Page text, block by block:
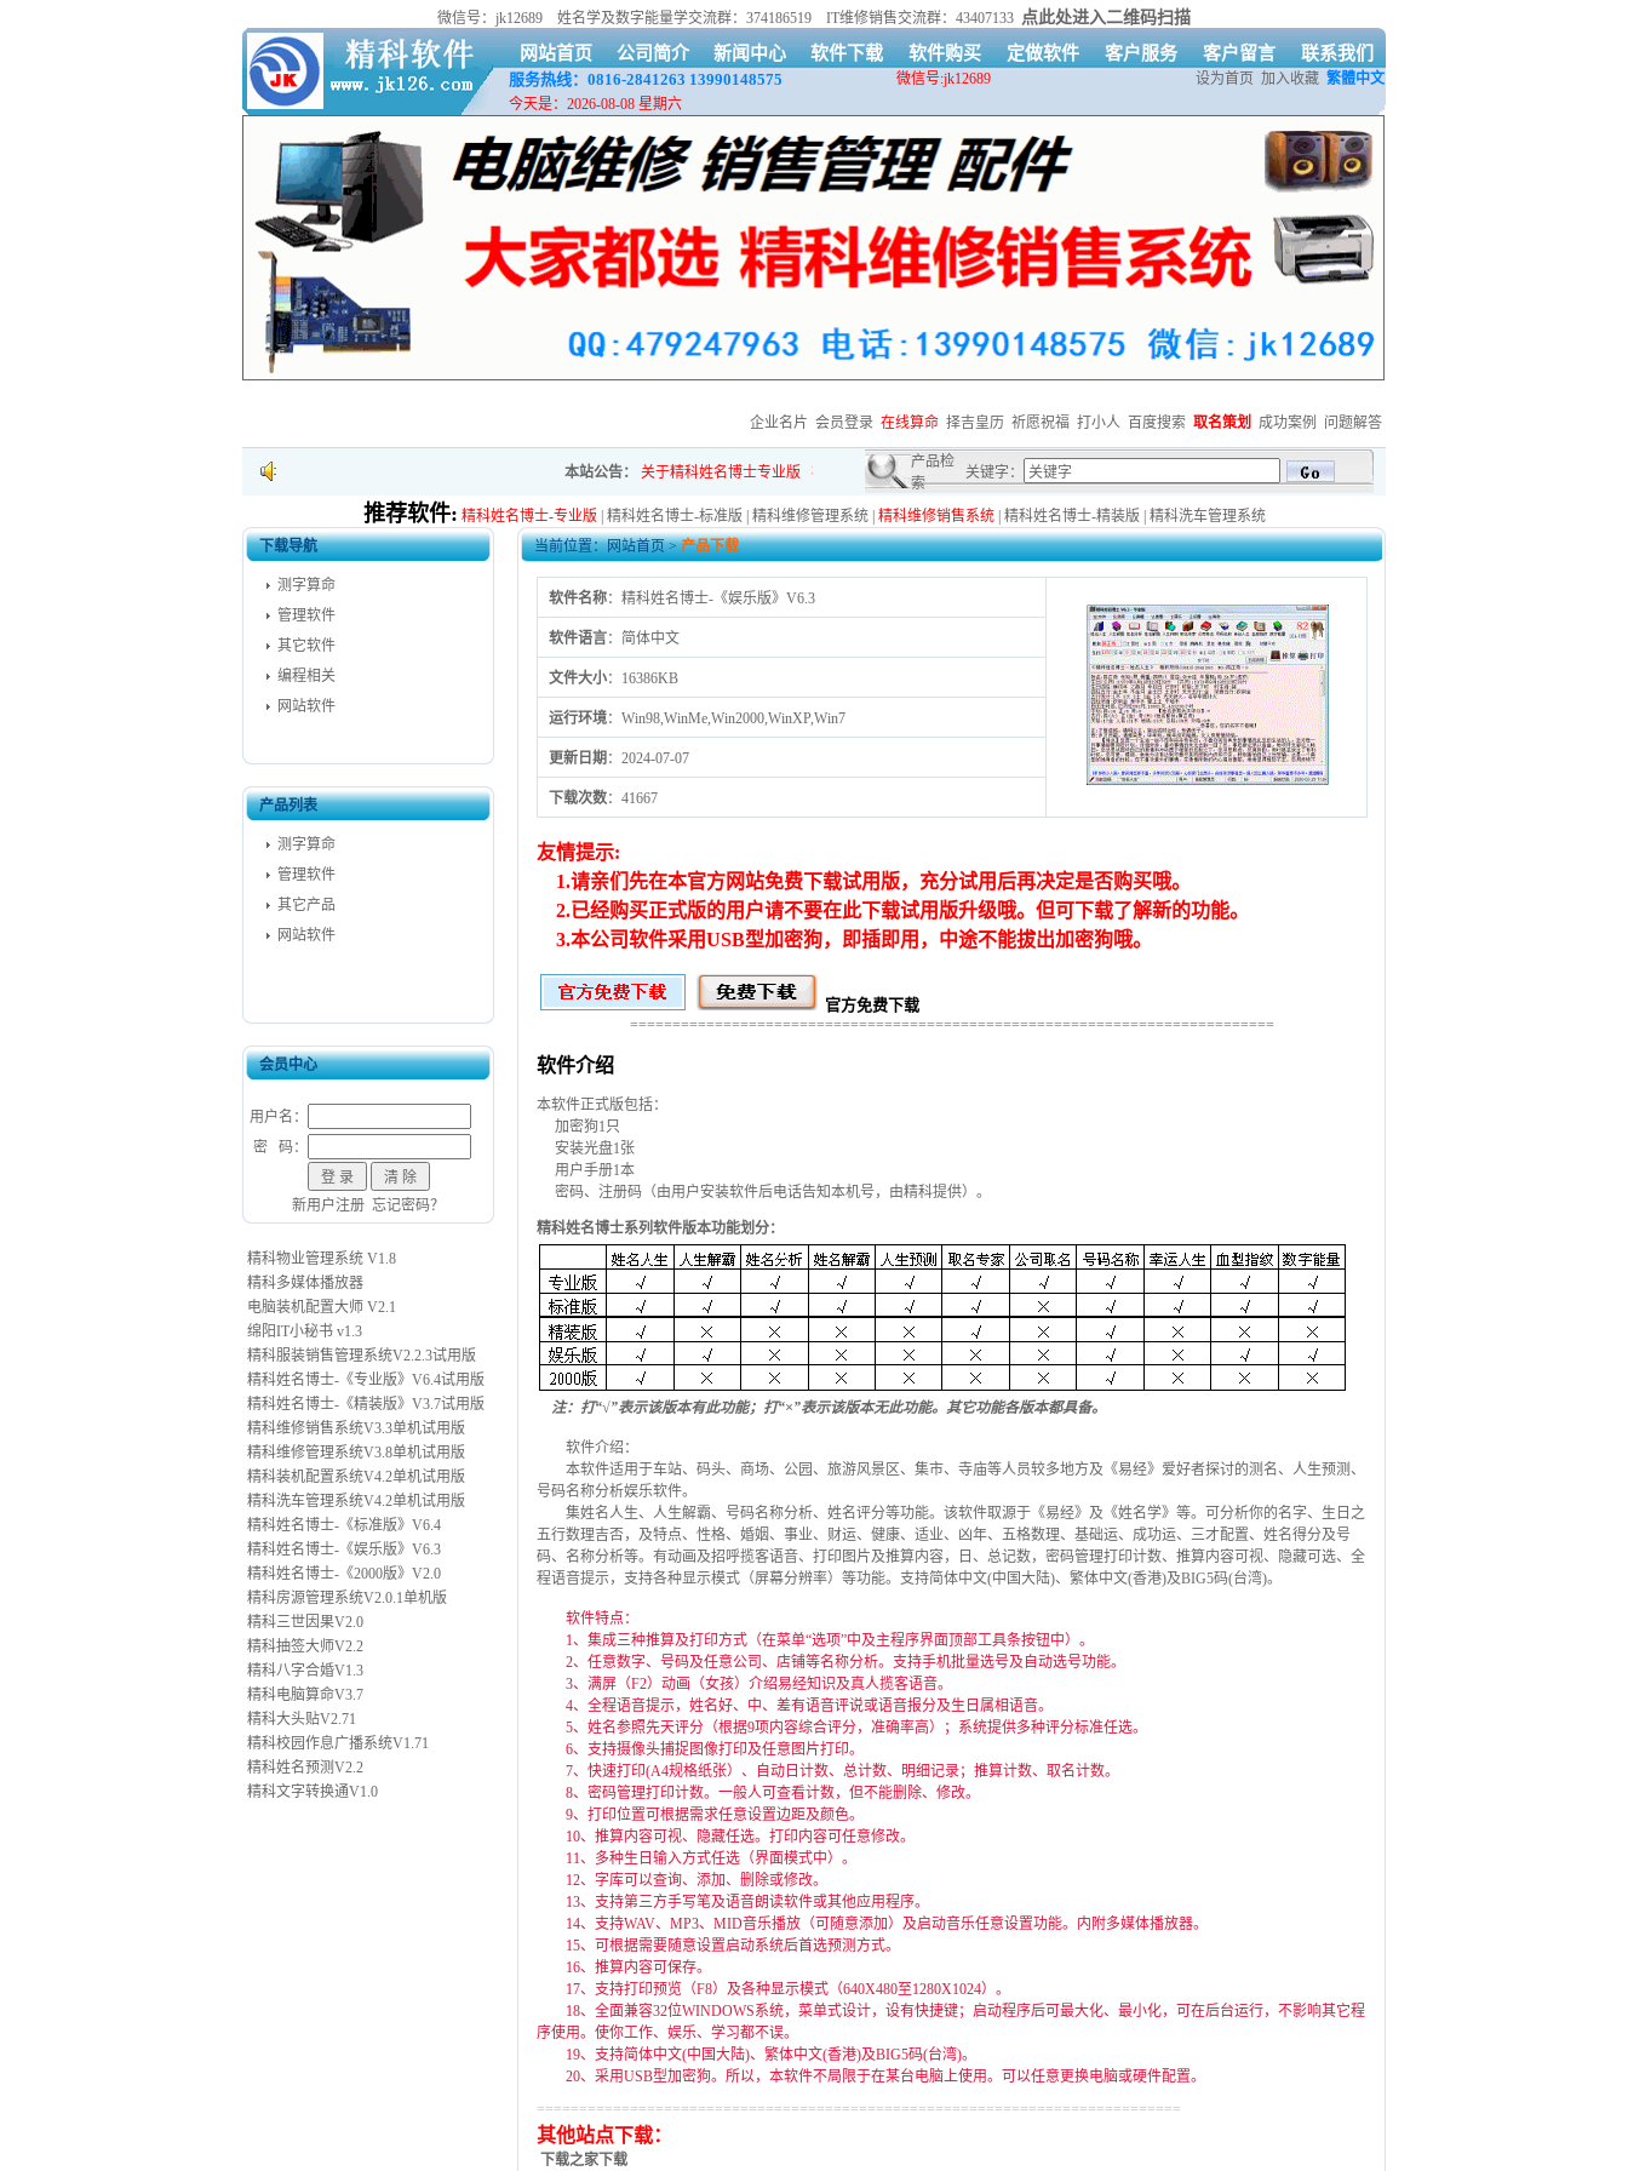
微信号：jk12689 姓名学及数字能量学交流群：374186519 IT维修销售交流群：43407133 点此处进入二维码扫描
网站首页 公司简介 新闻中心 软件下载 软件购买 定做软件 客户服务 客户留言 联系我们
服务热线：0816-2841263 13990148575 微信号:jk12689 设为首页 加入收藏 繁體中文
今天是：2026-08-08 星期六
企业名片 会员登录 在线算命 择吉皇历 祈愿祝福 打小人 百度搜索 取名策划 成功案例 问题解答
本站公告： 关于精科姓名博士专业版 疫情期间，货物运输可能会延迟 买软件送软件活动开始啦！详情QQ咨询：479247963
产品检
索
关键字：
推荐软件: 精科姓名博士-专业版 精科姓名博士-标准版 精科维修管理系统| 精科维修销售系统| 精科姓名博士-精装版
精科洗车管理系统
下载导航
测字算命
管理软件
其它软件
编程相关
网站软件
产品列表
测字算命
管理软件
其它产品
网站软件
会员中心
用户名：
密 码：
新用户注册 忘记密码？
精科物业管理系统 V1.8
精科多媒体播放器
电脑装机配置大师 V2.1
绵阳IT小秘书 v1.3
精科服装销售管理系统V2.2.3试用版
精科姓名博士-《专业版》V6.4试用版
精科姓名博士-《精装版》V3.7试用版
精科维修销售系统V3.3单机试用版
精科维修管理系统V3.8单机试用版
精科装机配置系统V4.2单机试用版
精科洗车管理系统V4.2单机试用版
精科姓名博士-《标准版》V6.4
精科姓名博士-《娱乐版》V6.3
精科姓名博士-《2000版》V2.0
精科房源管理系统V2.0.1单机版
精科三世因果V2.0
精科抽签大师V2.2
精科八字合婚V1.3
精科电脑算命V3.7
精科大头贴V2.71
精科校园作息广播系统V1.71
精科姓名预测V2.2
精科文字转换通V1.0
当前位置：网站首页>产品下载
软件名称：精科姓名博士-《娱乐版》V6.3
软件语言：简体中文
文件大小：16386KB
运行环境：Win98,WinMe,Win2000,WinXP,Win7
更新日期 ：2024-07-07
下载次数：41667
友情提示:
1.请亲们先在本官方网站免费下载试用版，充分试用后再决定是否购买哦。
2.已经购买正式版的用户请不要在此下载试用版升级哦。但可下载了解新的功能。
3.本公司软件采用USB型加密狗，即插即用，中途不能拔出加密狗哦。
官方免费下载
============================================================================
软件介绍
本软件正式版包括：
加密狗1只
安装光盘1张
用户手册1本
密码、注册码（由用户安装软件后电话告知本机号，由精科提供）。
精科姓名博士系列软件版本功能划分：
注：打“√”表示该版本有此功能；打“×”表示该版本无此功能。其它功能各版本都具备。
软件介绍：
本软件适用于车站、码头、商场、公园、旅游风景区、集市、寺庙等人员较多地方及《易经》爱好者探讨的测名、人生预测、
号码名称分析娱乐软件。
集姓名人生、人生解霸、号码名称分析、姓名评分等功能。该软件取源于《易经》及《姓名学》等。可分析你的名字、生日之
五行数理吉否，及特点、性格、婚姻、事业、财运、健康、适业、凶年、五格数理、基础运、成功运、三才配置、姓名得分及号
码、名称分析等。有动画及招呼揽客语音、打印图片及推算内容，日、总记数，密码管理打印计数、推算内容可视、隐藏可选、全
程语音提示，支持各种显示模式（屏幕分辨率）等功能。支持简体中文(中国大陆)、繁体中文(香港)及BIG5码(台湾)。
软件特点：
1、集成三种推算及打印方式（在菜单“选项”中及主程序界面顶部工具条按钮中）。
2、任意数字、号码及任意公司、店铺等名称分析。支持手机批量选号及自动选号功能。
3、满屏（F2）动画（女孩）介绍易经知识及真人揽客语音。
4、全程语音提示，姓名好、中、差有语音评说或语音报分及生日属相语音。
5、姓名参照先天评分（根据9项内容综合评分，准确率高）；系统提供多种评分标准任选。
6、支持摄像头捕捉图像打印及任意图片打印。
7、快速打印(A4规格纸张）、自动日计数、总计数、明细记录；推算计数、取名计数。
8、密码管理打印计数。一般人可查看计数，但不能删除、修改。
9、打印位置可根据需求任意设置边距及颜色。
10、推算内容可视、隐藏任选。打印内容可任意修改。
11、多种生日输入方式任选（界面模式中）。
12、字库可以查询、添加、删除或修改。
13、支持第三方手写笔及语音朗读软件或其他应用程序。
14、支持WAV、MP3、MID音乐播放（可随意添加）及启动音乐任意设置功能。内附多媒体播放器。
15、可根据需要随意设置启动系统后首选预测方式。
16、推算内容可保存。
17、支持打印预览（F8）及各种显示模式（640X480至1280X1024）。
18、全面兼容32位WINDOWS系统，菜单式设计，设有快捷键；启动程序后可最大化、最小化，可在后台运行，不影响其它程
序使用。使你工作、娱乐、学习都不误。
19、支持简体中文(中国大陆)、繁体中文(香港)及BIG5码(台湾)。
20、采用USB型加密狗。所以，本软件不局限于在某台电脑上使用。可以任意更换电脑或硬件配置。
============================================================================
其他站点下载：
下载之家下载